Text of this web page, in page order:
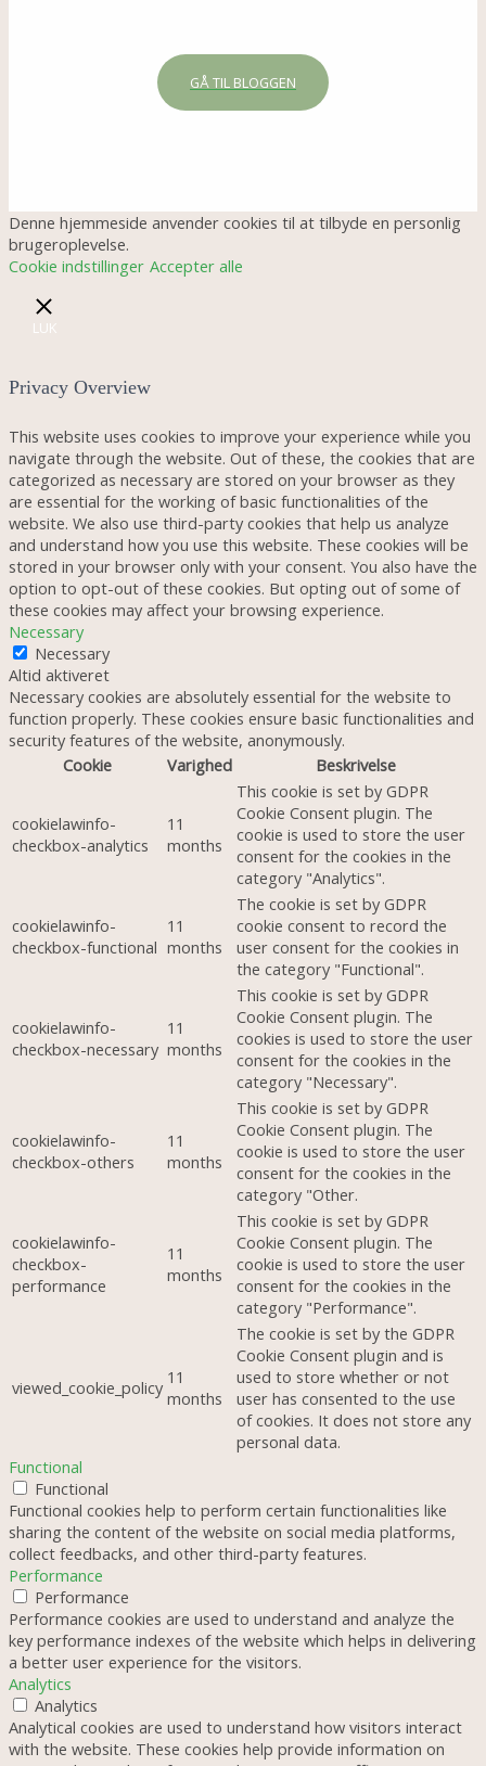
GÅ TIL BLOGGEN
Denne hjemmeside anvender cookies til at tilbyde en personlig
brugeroplevelse.
Cookie indstillinger Accepter alle
LUK
Privacy Overview
This website uses cookies to improve your experience while you
navigate through the website. Out of these, the cookies that are
categorized as necessary are stored on your browser as they
are essential for the working of basic functionalities of the
website. We also use third-party cookies that help us analyze
and understand how you use this website. These cookies will be
stored in your browser only with your consent. You also have the
option to opt-out of these cookies. But opting out of some of
these cookies may affect your browsing experience.
Necessary
Necessary
Altid aktiveret
Necessary cookies are absolutely essential for the website to
function properly. These cookies ensure basic functionalities and
security features of the website, anonymously.
Cookie
Varighed Beskrivelse
cookielawinfo-
checkbox-analytics
11
months
This cookie is set by GDPR
Cookie Consent plugin. The
cookie is used to store the user
consent for the cookies in the
category "Analytics".
cookielawinfo-
checkbox-functional
11
months
The cookie is set by GDPR
cookie consent to record the
user consent for the cookies in
the category "Functional".
cookielawinfo-
checkbox-necessary
11
months
This cookie is set by GDPR
Cookie Consent plugin. The
cookies is used to store the user
consent for the cookies in the
category "Necessary".
cookielawinfo-
checkbox-others
11
months
This cookie is set by GDPR
Cookie Consent plugin. The
cookie is used to store the user
consent for the cookies in the
category "Other.
cookielawinfo-
checkbox-
performance
11
months
This cookie is set by GDPR
Cookie Consent plugin. The
cookie is used to store the user
consent for the cookies in the
category "Performance".
viewed_cookie_policy 11
months
The cookie is set by the GDPR
Cookie Consent plugin and is
used to store whether or not
user has consented to the use
of cookies. It does not store any
personal data.
Functional
Functional
Functional cookies help to perform certain functionalities like
sharing the content of the website on social media platforms,
collect feedbacks, and other third-party features.
Performance
Performance
Performance cookies are used to understand and analyze the
key performance indexes of the website which helps in delivering
a better user experience for the visitors.
Analytics
Analytics
Analytical cookies are used to understand how visitors interact
with the website. These cookies help provide information on